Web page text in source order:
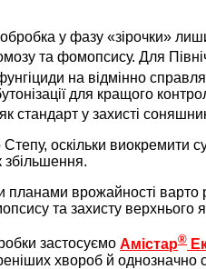
у фазу «зірочки»
та фомопсису. Для
на відмінно
для кращого
як стандарт у захисті
оскільки
збільшення.
планами врожайності
та захисту верхнього
застосуємо Амістар®
хвороб й однозначно